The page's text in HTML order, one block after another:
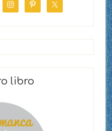
libro